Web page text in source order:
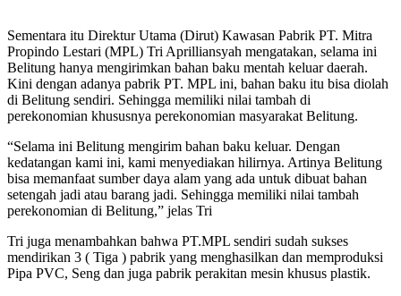
Sementara itu Direktur Utama (Dirut) Kawasan Pabrik PT. Mitra
Propindo Lestari (MPL) Tri Aprilliansyah mengatakan, selama ini
Belitung hanya mengirimkan bahan baku mentah keluar daerah.
Kini dengan adanya pabrik PT. MPL ini, bahan baku itu bisa diolah
di Belitung sendiri. Sehingga memiliki nilai tambah di
perekonomian khususnya perekonomian masyarakat Belitung.
“Selama ini Belitung mengirim bahan baku keluar. Dengan
kedatangan kami ini, kami menyediakan hilirnya. Artinya Belitung
bisa memanfaat sumber daya alam yang ada untuk dibuat bahan
setengah jadi atau barang jadi. Sehingga memiliki nilai tambah
perekonomian di Belitung,” jelas Tri
Tri juga menambahkan bahwa PT.MPL sendiri sudah sukses
mendirikan 3 ( Tiga ) pabrik yang menghasilkan dan memproduksi
Pipa PVC, Seng dan juga pabrik perakitan mesin khusus plastik.